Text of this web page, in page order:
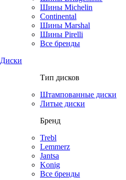
Шины Michelin
Continental
Шины Marshal
Шины Pirelli
Все бренды
Диски
Тип дисков
Штампованные диски
Литые диски
Бренд
Trebl
Lemmerz
Jantsa
Konig
Все бренды